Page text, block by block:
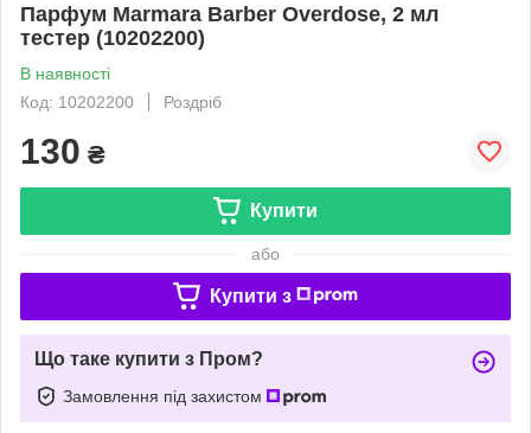
Парфум Marmara Barber Overdose, 2 мл
тестер (10202200)
В наявності
Код: 10202200
Роздріб
130 ₴
Купити
або
Купити з
Що таке купити з Пром?
Замовлення під захистом